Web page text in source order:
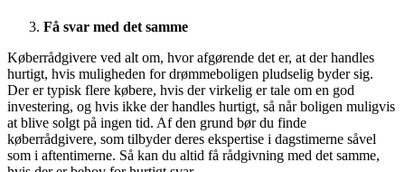
Få svar med det samme
Køberrådgivere ved alt om, hvor afgørende det er, at der handles
hurtigt, hvis muligheden for drømmeboligen pludselig byder sig.
Der er typisk flere købere, hvis der virkelig er tale om en god
investering, og hvis ikke der handles hurtigt, så når boligen muligvis
at blive solgt på ingen tid. Af den grund bør du finde
køberrådgivere, som tilbyder deres ekspertise i dagstimerne såvel
som i aftentimerne. Så kan du altid få rådgivning med det samme,